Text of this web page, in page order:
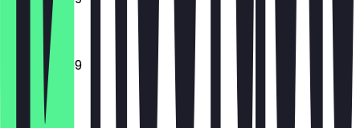
16:30 - 23:59